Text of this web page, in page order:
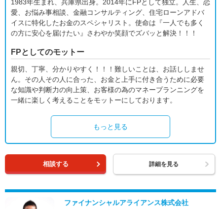
1983年生まれ、兵庫県出身。2014年にFPとして独立。人生、恋
愛、お悩み事相談、金融コンサルティング、住宅ローンアドバ
イスに特化したお金のスペシャリスト。使命は『一人でも多く
の方に安心を届けたい』さわやか笑顔でズバッと解決！！！
FPとしてのモットー
親切、丁寧、分かりやすく！！！難しいことは、お話ししませ
ん。その人その人に合った、お金と上手に付き合うために必要
な知識や判断力の向上策、お客様の為のマネープランニングを
一緒に楽しく考えることをモットーにしております。
もっと見る
相談する 詳細を見る
ファイナンシャルアライアンス株式会社